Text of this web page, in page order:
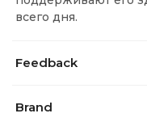
всего дня.
Feedback
Brand